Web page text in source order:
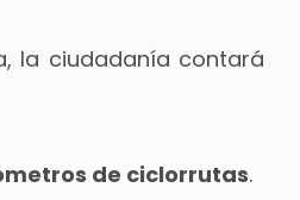
la ciudadanía contará
de ciclorrutas.